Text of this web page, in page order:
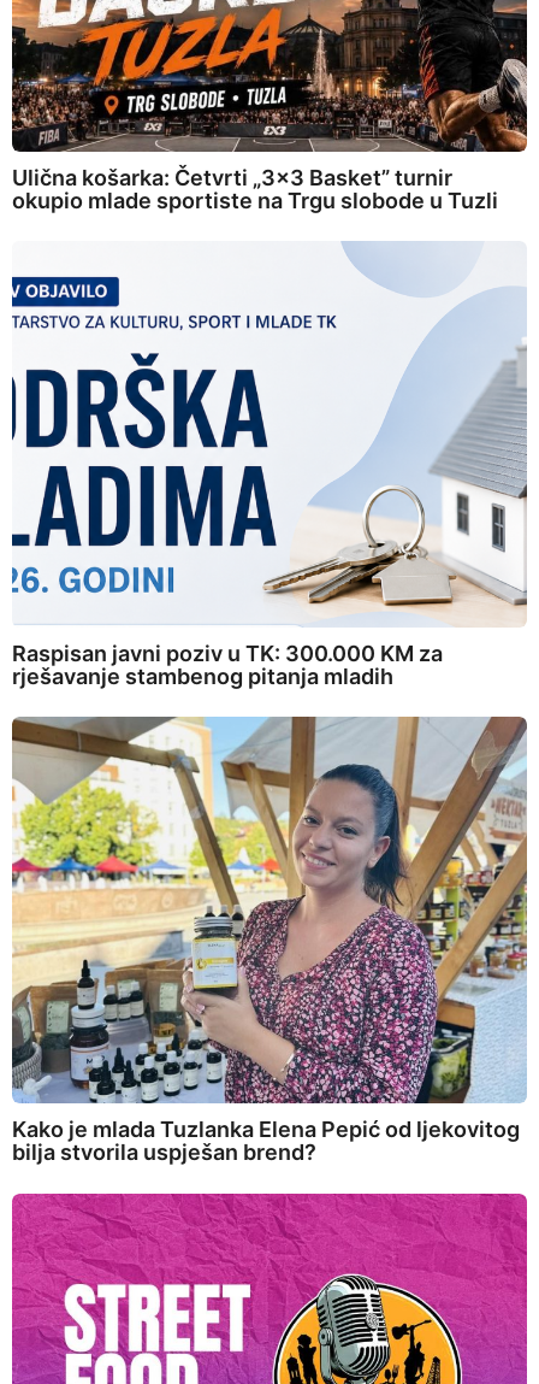
Ulična košarka: Četvrti „3×3 Basket” turnir
okupio mlade sportiste na Trgu slobode u Tuzli
Raspisan javni poziv u TK: 300.000 KM za
rješavanje stambenog pitanja mladih
Kako je mlada Tuzlanka Elena Pepić od ljekovitog
bilja stvorila uspješan brend?